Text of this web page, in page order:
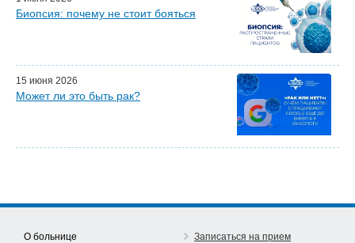
Биопсия: почему не стоит бояться
15 июня 2026
Может ли это быть рак?
О больнице Записаться на прием